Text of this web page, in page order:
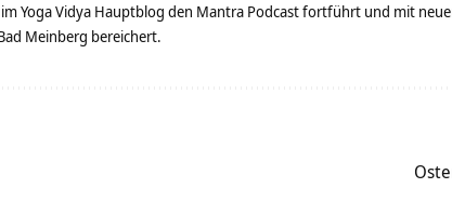
Yoga Vidya Hauptblog den Mantra Podcast fortführt und mit
Meinberg bereichert.